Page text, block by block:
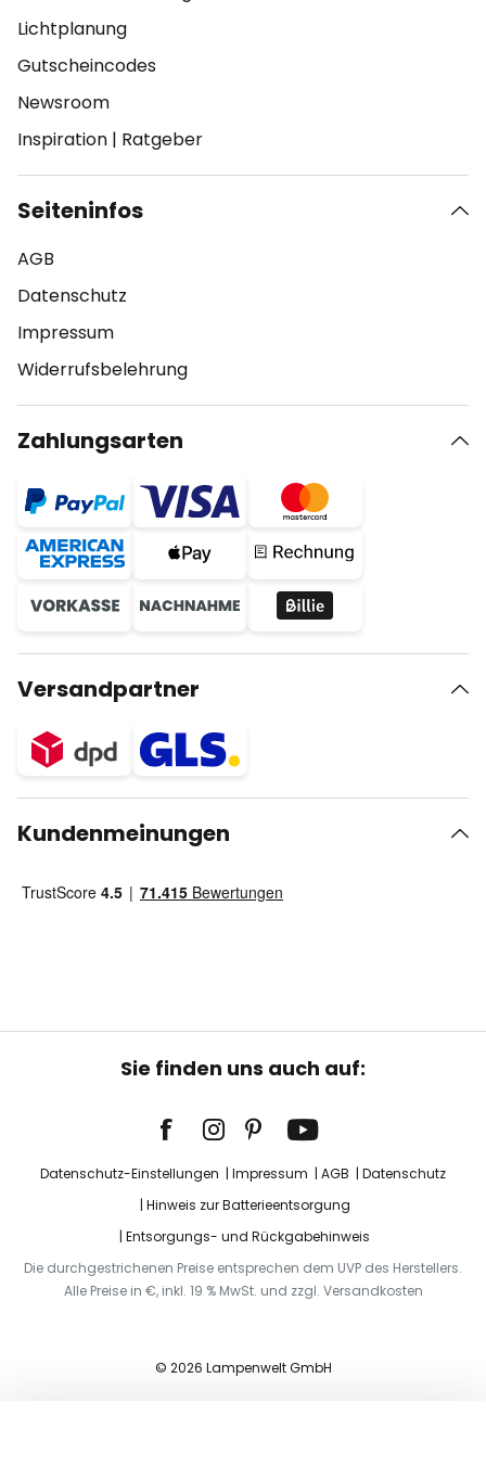
Lichtplanung
Gutscheincodes
Newsroom
Inspiration | Ratgeber
Seiteninfos
AGB
Datenschutz
Impressum
Widerrufsbelehrung
Zahlungsarten
Versandpartner
Kundenmeinungen
Sie finden uns auch auf:
Datenschutz-Einstellungen Impressum AGB
Datenschutz
Hinweis zur Batterieentsorgung
Entsorgungs- und Rückgabehinweis
Die durchgestrichenen Preise entsprechen dem UVP des Herstellers.
Alle Preise in €, inkl. 19 % MwSt. und zzgl. Versandkosten
© 2026 Lampenwelt GmbH